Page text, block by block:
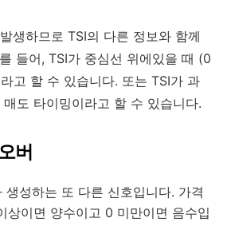
생하므로 TSI의 다른 정보와 함께
들어, TSI가 중심선 위에있을 때 (0
고 할 수 있습니다. 또는 TSI가 과
도 타이밍이라고 할 수 있습니다.
버
생성하는 또 다른 신호입니다. 가격
상이면 양수이고 0 미만이면 음수입